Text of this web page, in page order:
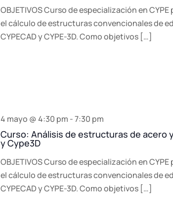
OBJETIVOS Curso de especialización en
el cálculo de estructuras convencionales de
CYPECAD y CYPE-3D. Como objetivos […]
Curso: Análisis de estructuras de acero
y Cype3D
4 mayo @ 4:30 pm -7:30 pm
OBJETIVOS Curso de especialización en
el cálculo de estructuras convencionales de
CYPECAD y CYPE-3D. Como objetivos […]